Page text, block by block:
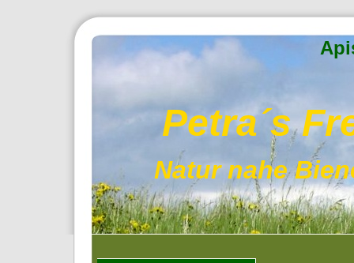
Petra´s
Natur nahe